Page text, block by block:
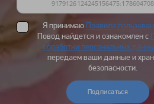
Я принимаю Правила
Повод найдется и ознакомлен с
обработки персональных
передаем ваши данные и
безопасности.
Подписаться